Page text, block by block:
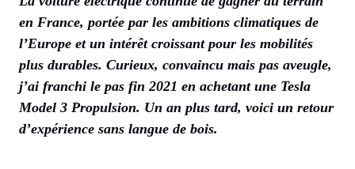
en France, portée par les ambitions climatiques de
l’Europe et un intérêt croissant pour les mobilités
plus durables. Curieux, convaincu mais pas aveugle,
j’ai franchi le pas fin 2021 en achetant une Tesla
Model 3 Propulsion. Un an plus tard, voici un retour
d’expérience sans langue de bois.